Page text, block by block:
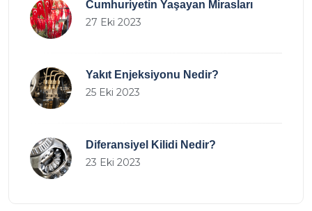
Cumhuriyetin Yaşayan Mirasları
27 Eki 2023
Yakıt Enjeksiyonu Nedir?
25 Eki 2023
Diferansiyel Kilidi Nedir?
23 Eki 2023